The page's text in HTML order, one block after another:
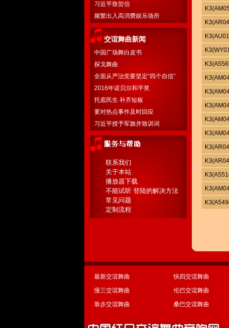
国别方案
习近平致贺信
频繁出入高消费娱乐场所
交谊舞曲新闻
中国广场舞白皮书
探戈舞曲
全面从严治党要坚定“四个自信”
2016年诺贝尔和平奖
托底民生 补齐短板
要对热点事件及时回应
习近平授予军旗并致训词
联系我们
关于本站
播放器下载
不能试听 登陆的解决方法
常见问题
定制流程
最新交谊舞曲 快四交谊舞曲
慢三交谊舞曲
伦巴交谊舞曲
靠步交谊舞曲
桑巴交谊舞曲